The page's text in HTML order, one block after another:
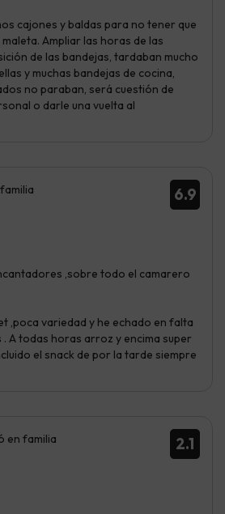
cajones y baldas para no tener que
Ampliar las horas de las
de las bandejas, tardaban mucho
y muchas bandejas de cocina,
no paraban, será cuestión de
o darle una vuelta al
6.9
,sobre todo el camarero
,poca variedad y he echado en falta
A todas horas arroz y encima super
el snack de por la tarde siempre
2.1
en familia